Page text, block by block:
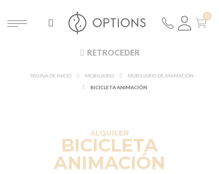
RETROCEDER
PÁGINA DE INICIO MOBILIARIO
MOBILIARIO DE ANIMACIÓN
BICICLETA ANIMACIÓN
ALQUILER
BICICLETA
ANIMACIÓN